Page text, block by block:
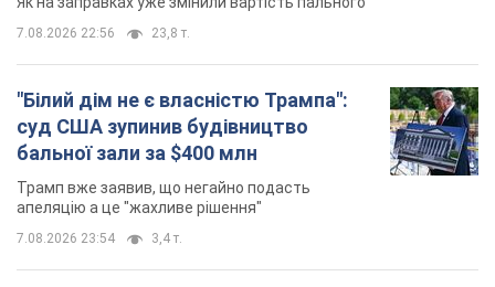
7.08.2026 22:56 23,8 т.
"Білий дім не є власністю Трампа":
суд США зупинив будівництво
бальної зали за $400 млн
Трамп вже заявив, що негайно подасть
апеляцію а це "жахливе рішення"
7.08.2026 23:54 3,4 т.